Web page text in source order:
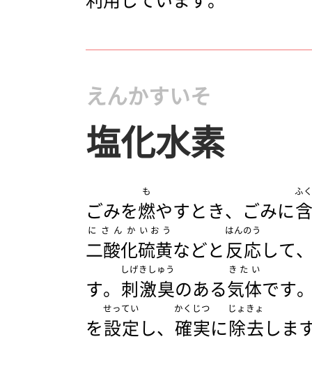
えんかすいそ
塩化水素
ごみを燃
も
やすとき、ごみに含
ふく
二酸化
にさんか
硫黄
いおう
などと反応
はんのう
して
す。 刺激臭
しげきしゅう
のある気体
きたい
です
を設定
せってい
し、 確実
かくじつ
に除去
じょきょ
しま